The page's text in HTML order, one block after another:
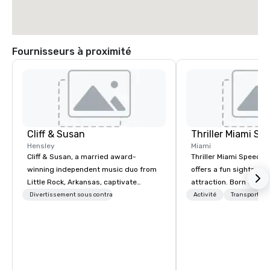
Fournisseurs à proximité
Cliff & Susan
Hensley
Cliff & Susan, a married award-
winning independent music duo from
Little Rock, Arkansas, captivate
audiences worldwide with their piano,
Divertissement sous contrat
Miami
Thriller Miami
offers a fun
attraction. Born on September 2006 in
the heart of
Activité Transport